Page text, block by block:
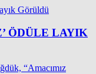
ÖDÜLE LAYIK